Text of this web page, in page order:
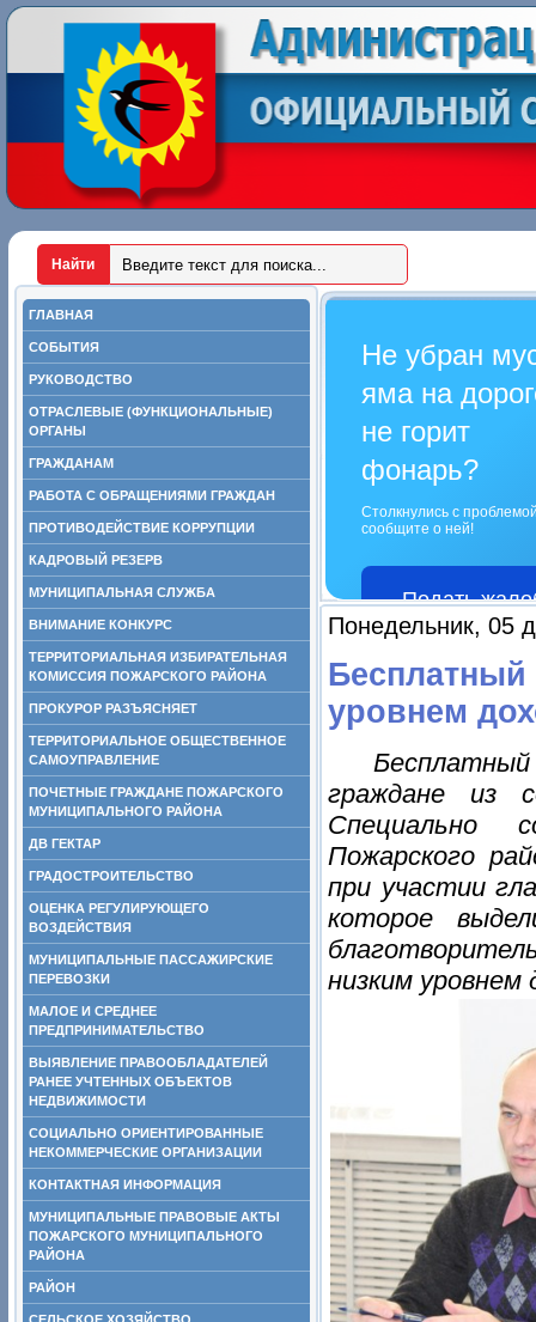
ГЛАВНАЯ
СОБЫТИЯ
РУКОВОДСТВО
ОТРАСЛЕВЫЕ (ФУНКЦИОНАЛЬНЫЕ)
ОРГАНЫ
ГРАЖДАНАМ
РАБОТА С ОБРАЩЕНИЯМИ ГРАЖДАН
ПРОТИВОДЕЙСТВИЕ КОРРУПЦИИ
КАДРОВЫЙ РЕЗЕРВ
МУНИЦИПАЛЬНАЯ СЛУЖБА
ВНИМАНИЕ КОНКУРС
ТЕРРИТОРИАЛЬНАЯ ИЗБИРАТЕЛЬНАЯ
КОМИССИЯ ПОЖАРСКОГО РАЙОНА
ПРОКУРОР РАЗЪЯСНЯЕТ
ТЕРРИТОРИАЛЬНОЕ ОБЩЕСТВЕННОЕ
САМОУПРАВЛЕНИЕ
ПОЧЕТНЫЕ ГРАЖДАНЕ ПОЖАРСКОГО
МУНИЦИПАЛЬНОГО РАЙОНА
ДВ ГЕКТАР
ГРАДОСТРОИТЕЛЬСТВО
ОЦЕНКА РЕГУЛИРУЮЩЕГО
ВОЗДЕЙСТВИЯ
МУНИЦИПАЛЬНЫЕ ПАССАЖИРСКИЕ
ПЕРЕВОЗКИ
МАЛОЕ И СРЕДНЕЕ
ПРЕДПРИНИМАТЕЛЬСТВО
ВЫЯВЛЕНИЕ ПРАВООБЛАДАТЕЛЕЙ
РАНЕЕ УЧТЕННЫХ ОБЪЕКТОВ
НЕДВИЖИМОСТИ
СОЦИАЛЬНО ОРИЕНТИРОВАННЫЕ
НЕКОММЕРЧЕСКИЕ ОРГАНИЗАЦИИ
КОНТАКТНАЯ ИНФОРМАЦИЯ
МУНИЦИПАЛЬНЫЕ ПРАВОВЫЕ АКТЫ
ПОЖАРСКОГО МУНИЦИПАЛЬНОГО
РАЙОНА
РАЙОН
Не убран
яма на
не горит
фонарь?
Столкнулись с
сообщите о ней!
Подать
Понедельник, 05
Бесплатный
уровнем
граждане из
Специально
Пожарского
при участии
которое
низким уровнем